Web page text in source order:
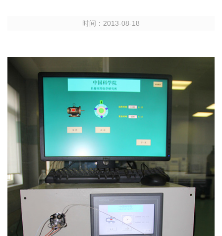
时间：2013-08-18